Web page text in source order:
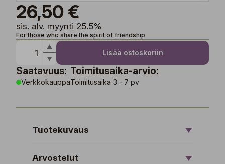
26,50 €
sis. alv. myynti 25.5%
For those who share the spirit of friendship
Lisää ostoskoriin
Saatavuus:
Verkkokauppa
Toimitusaika-arvio:
Toimitusaika 3 - 7 pv
Tuotekuvaus
Arvostelut